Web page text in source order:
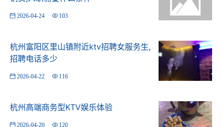
2026-04-24 103
杭州富阳区里山镇附近ktv招聘女服务生,
招聘电话多少
2026-04-22 116
杭州高端商务型KTV娱乐体验
2026-04-20 120